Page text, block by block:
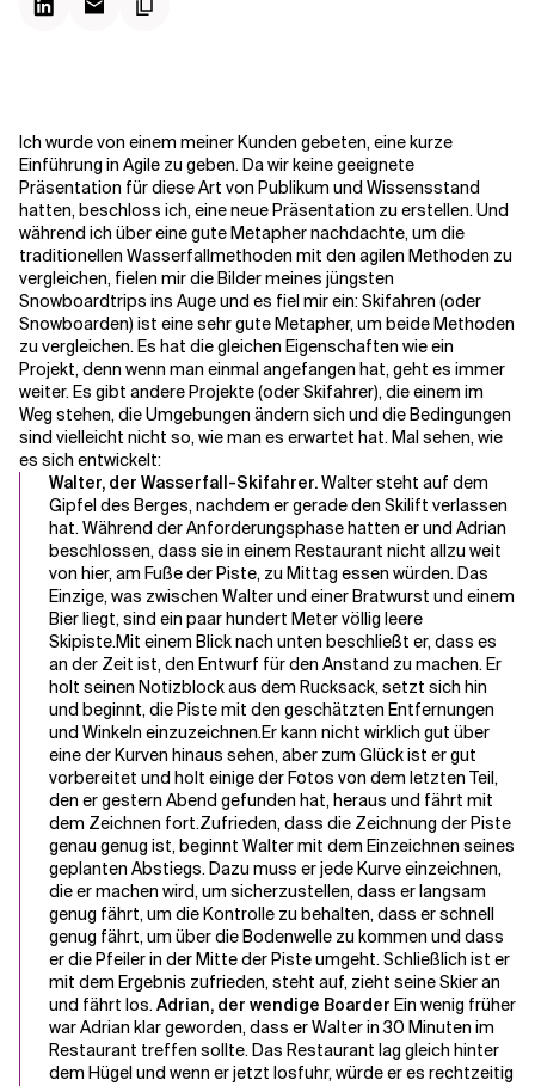
Verwandte Themen
Ich wurde von einem meiner Kunden gebeten, eine kurze
Einführung in Agile zu geben. Da wir keine geeignete
Präsentation für diese Art von Publikum und Wissensstand
hatten, beschloss ich, eine neue Präsentation zu erstellen. Und
während ich über eine gute Metapher nachdachte, um die
traditionellen Wasserfallmethoden mit den agilen Methoden zu
vergleichen, fielen mir die Bilder meines jüngsten
Snowboardtrips ins Auge und es fiel mir ein: Skifahren (oder
Snowboarden) ist eine sehr gute Metapher, um beide Methoden
zu vergleichen. Es hat die gleichen Eigenschaften wie ein
Projekt, denn wenn man einmal angefangen hat, geht es immer
weiter. Es gibt andere Projekte (oder Skifahrer), die einem im
Weg stehen, die Umgebungen ändern sich und die Bedingungen
sind vielleicht nicht so, wie man es erwartet hat. Mal sehen, wie
es sich entwickelt:
Walter, der Wasserfall-Skifahrer.Walter steht auf dem
Gipfel des Berges, nachdem er gerade den Skilift verlassen
hat. Während der Anforderungsphase hatten er und Adrian
beschlossen, dass sie in einem Restaurant nicht allzu weit
von hier, am Fuße der Piste, zu Mittag essen würden. Das
Einzige, was zwischen Walter und einer Bratwurst und einem
Bier liegt, sind ein paar hundert Meter völlig leere
Skipiste.Mit einem Blick nach unten beschließt er, dass es
an der Zeit ist, den Entwurf für den Anstand zu machen. Er
holt seinen Notizblock aus dem Rucksack, setzt sich hin
und beginnt, die Piste mit den geschätzten Entfernungen
und Winkeln einzuzeichnen.Er kann nicht wirklich gut über
eine der Kurven hinaus sehen, aber zum Glück ist er gut
vorbereitet und holt einige der Fotos von dem letzten Teil,
den er gestern Abend gefunden hat, heraus und fährt mit
dem Zeichnen fort.Zufrieden, dass die Zeichnung der Piste
genau genug ist, beginnt Walter mit dem Einzeichnen seines
geplanten Abstiegs. Dazu muss er jede Kurve einzeichnen,
die er machen wird, um sicherzustellen, dass er langsam
genug fährt, um die Kontrolle zu behalten, dass er schnell
genug fährt, um über die Bodenwelle zu kommen und dass
er die Pfeiler in der Mitte der Piste umgeht. Schließlich ist er
mit dem Ergebnis zufrieden, steht auf, zieht seine Skier an
und fährt los.Adrian, der wendige Boarder Ein wenig früher
war Adrian klar geworden, dass er Walter in 30 Minuten im
Restaurant treffen sollte. Das Restaurant lag gleich hinter
dem Hügel und wenn er jetzt losfuhr, würde er es rechtzeitig